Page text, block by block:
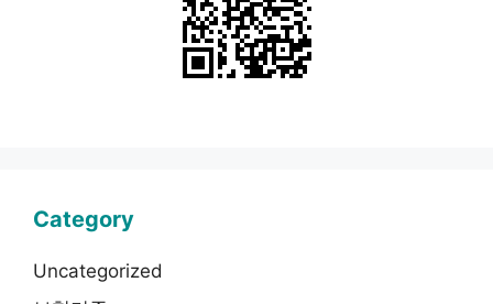
Category
Uncategorized